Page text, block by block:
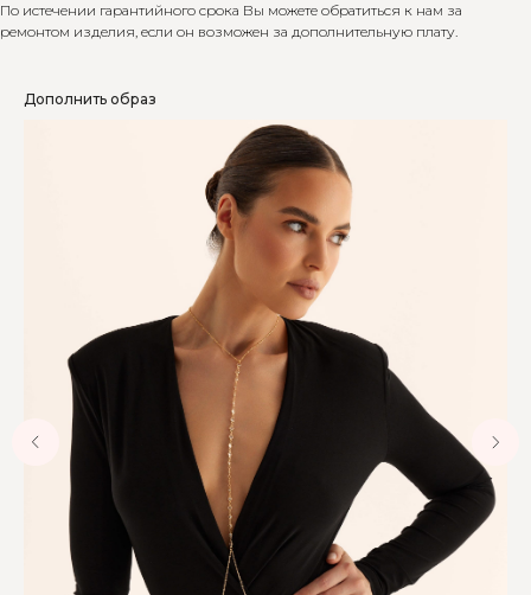
По истечении гарантийного срока Вы можете обратиться к нам за
ремонтом изделия, если он возможен за дополнительную плату.
Дополнить образ